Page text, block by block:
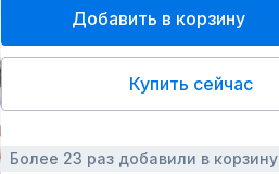
Добавить в корзину
Купить сейчас
Более 23 раз добавили в корзину